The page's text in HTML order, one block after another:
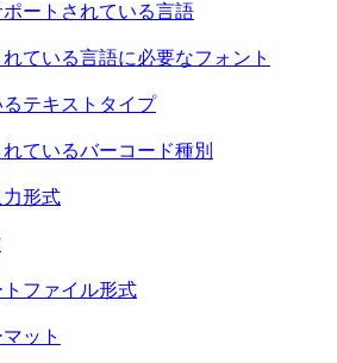
ートされている言語
ている言語に必要なフォント
テキストタイプ
ているバーコード種別
形式
ファイル形式
ット